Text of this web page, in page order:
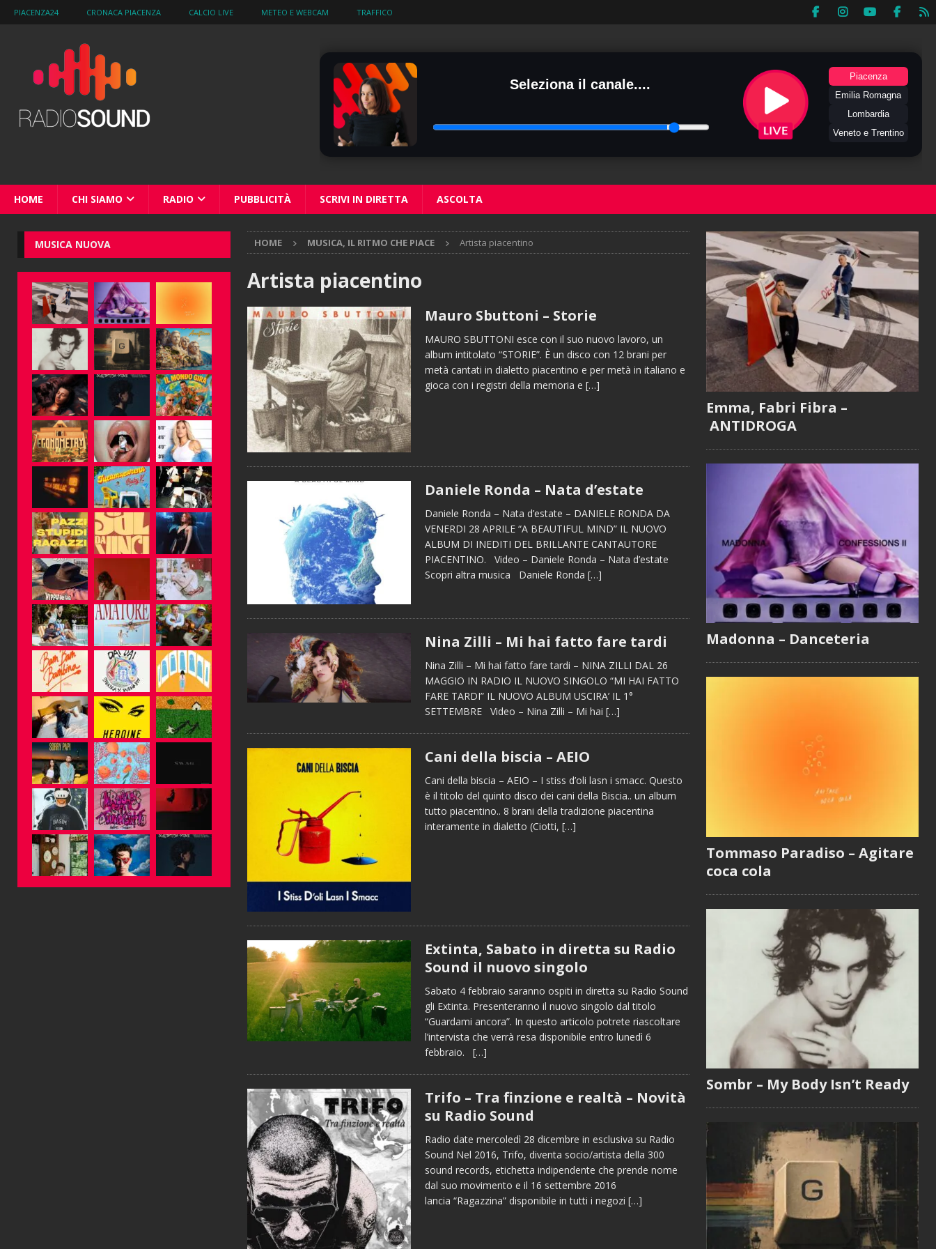
PIACENZA24 CRONACA PIACENZA CALCIO LIVE METEO E WEBCAM TRAFFICO
Seleziona il canale....
Piacenza
Emilia Romagna
Lombardia
Veneto e Trentino
HOME CHI SIAMO RADIO PUBBLICITÀ SCRIVI IN DIRETTA ASCOLTA
HOME MUSICA, IL RITMO CHE PIACE Artista piacentino
Artista piacentino
Mauro Sbuttoni – Storie
MAURO SBUTTONI esce con il suo nuovo lavoro, un
album intitolato “STORIE”. È un disco con 12 brani per
metà cantati in dialetto piacentino e per metà in italiano e
gioca con i registri della memoria e […]
Daniele Ronda – Nata d’estate
Daniele Ronda – Nata d’estate – DANIELE RONDA DA
VENERDI 28 APRILE “A BEAUTIFUL MIND” IL NUOVO
ALBUM DI INEDITI DEL BRILLANTE CANTAUTORE
PIACENTINO. Video – Daniele Ronda – Nata d’estate
Scopri altra musica Daniele Ronda […]
Nina Zilli – Mi hai fatto fare tardi
Nina Zilli – Mi hai fatto fare tardi – NINA ZILLI DAL 26
MAGGIO IN RADIO IL NUOVO SINGOLO “MI HAI FATTO
FARE TARDI” IL NUOVO ALBUM USCIRA’ IL 1°
SETTEMBRE Video – Nina Zilli – Mi hai […]
Cani della biscia – AEIO
Cani della biscia – AEIO – I stiss d’oli lasn i smacc. Questo
è il titolo del quinto disco dei cani della Biscia.. un album
tutto piacentino.. 8 brani della tradizione piacentina
interamente in dialetto (Ciotti, […]
Extinta, Sabato in diretta su Radio
Sound il nuovo singolo
Sabato 4 febbraio saranno ospiti in diretta su Radio Sound
gli Extinta. Presenteranno il nuovo singolo dal titolo
“Guardami ancora”. In questo articolo potrete riascoltare
l’intervista che verrà resa disponibile entro lunedì 6
febbraio. […]
Trifo – Tra finzione e realtà – Novità
su Radio Sound
Radio date mercoledì 28 dicembre in esclusiva su Radio
Sound Nel 2016, Trifo, diventa socio/artista della 300
sound records, etichetta indipendente che prende nome
dal suo movimento e il 16 settembre 2016
lancia “Ragazzina” disponibile in tutti i negozi […]
MUSICA NUOVA
Emma, Fabri Fibra –
ANTIDROGA
Madonna – Danceteria
Tommaso Paradiso – Agitare
coca cola
Sombr – My Body Isn’t Ready